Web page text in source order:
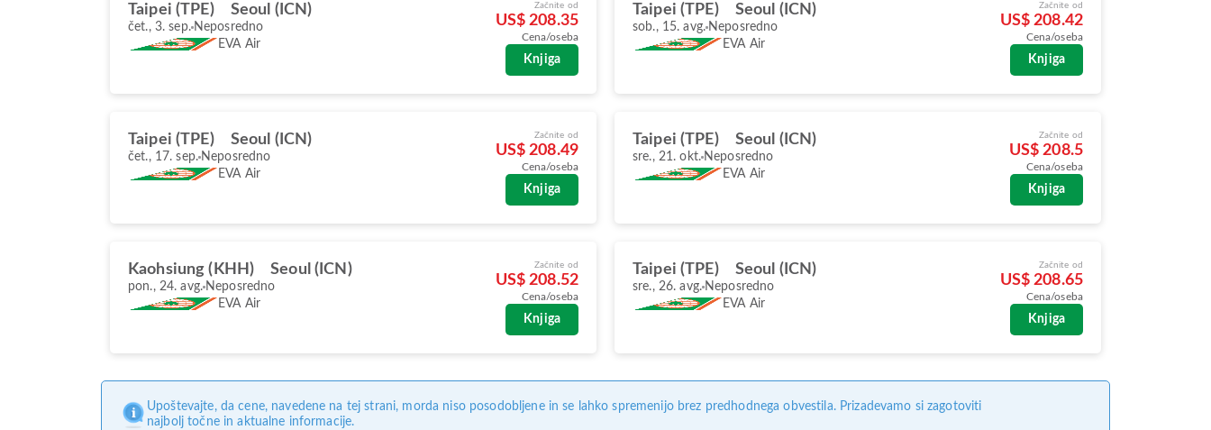
Taipei (TPE) Seoul (ICN)
čet., 3. sep. Neposredno
EVA Air
Začnite od
US$ 208.35
Cena/oseba
Knjiga
Taipei (TPE) Seoul (ICN)
sob., 15. avg. Neposredno
EVA Air
Začnite od
US$ 208.42
Cena/oseba
Knjiga
Taipei (TPE) Seoul (ICN)
čet., 17. sep. Neposredno
EVA Air
Začnite od
US$ 208.49
Cena/oseba
Knjiga
Taipei (TPE) Seoul (ICN)
sre., 21. okt. Neposredno
EVA Air
Začnite od
US$ 208.5
Cena/oseba
Knjiga
Kaohsiung (KHH) Seoul (ICN)
pon., 24. avg. Neposredno
EVA Air
Začnite od
US$ 208.52
Cena/oseba
Knjiga
Taipei (TPE) Seoul (ICN)
sre., 26. avg. Neposredno
EVA Air
Začnite od
US$ 208.65
Cena/oseba
Knjiga
Upoštevajte, da cene, navedene na tej strani, morda niso posodobljene in se lahko spremenijo brez predhodnega obvestila. Prizadevamo si zagotoviti
najbolj točne in aktualne informacije.